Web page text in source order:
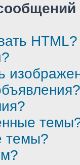
HTML?
темы?